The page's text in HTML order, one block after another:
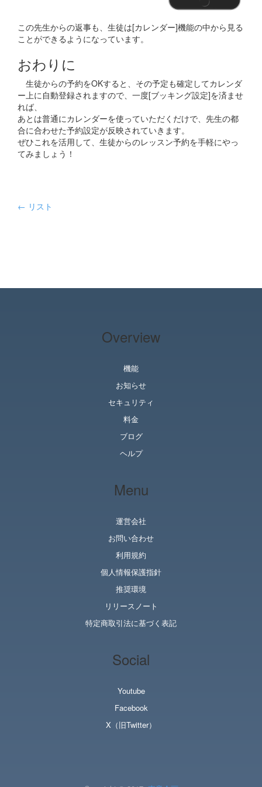
この先生からの返事も、生徒は[カレンダー]機能の中から見る
ことができるようになっています。
おわりに
生徒からの予約をOKすると、その予定も確定してカレンダ
ー上に自動登録されますので、一度[ブッキング設定]を済ませ
れば、
あとは普通にカレンダーを使っていただくだけで、先生の都
合に合わせた予約設定が反映されていきます。
ぜひこれを活用して、生徒からのレッスン予約を手軽にやっ
てみましょう！
← リスト
Overview
機能
お知らせ
セキュリティ
料金
ブログ
ヘルプ
Menu
運営会社
お問い合わせ
利用規約
個人情報保護指針
推奨環境
リリースノート
特定商取引法に基づく表記
Social
Youtube
Facebook
X（旧Twitter）